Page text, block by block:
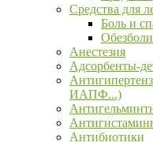
Средства для
Боль и
Анестезия
Адсорбенты-
ИАПФ...)
Антибиотики